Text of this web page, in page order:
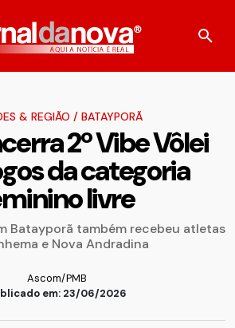
& REGIÃO / BATAYPORÃ
2º Vibe Vôlei
da categoria
livre
Batayporã também recebeu atletas
e Nova Andradina
Ascom/PMB
em: 23/06/2026